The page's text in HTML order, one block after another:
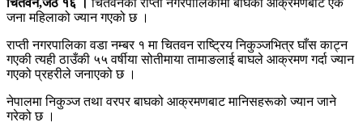
जना महिलाको ज्यान गएको छ ।
राप्ती नगरपालिका वडा नम्बर १ मा चितवन राष्ट्रिय निकुञ्जभित्र घाँस काट्न
गएकी त्यही ठाउँकी ५५ वर्षीया सोतीमाया तामाङलाई बाघले आक्रमण गर्दा ज्यान
गएको प्रहरीले जनाएको छ ।
नेपालमा निकुञ्ज तथा वरपर बाघको आक्रमणबाट मानिसहरूको ज्यान जाने
गरेको छ ।